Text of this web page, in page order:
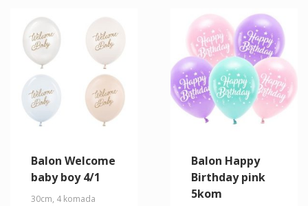
Balon Welcome
baby boy 4/1
30cm, 4 komada
Balon Happy
Birthday pink
5kom